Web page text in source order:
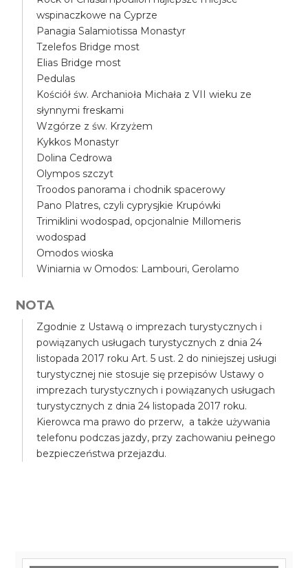
wspinaczkowe na Cyprze
Panagia Salamiotissa Monastyr
Tzelefos Bridge most
Elias Bridge most
Pedulas
Kościół św. Archanioła Michała z VII wieku ze
słynnymi freskami
Wzgórze z św. Krzyżem
Kykkos Monastyr
Dolina Cedrowa
Olympos szczyt
Troodos panorama i chodnik spacerowy
Pano Platres, czyli cyprysjkie Krupówki
Trimiklini wodospad, opcjonalnie Millomeris
wodospad
Omodos wioska
Winiarnia w Omodos: Lambouri, Gerolamo
NOTA
Zgodnie z Ustawą o imprezach turystycznych i
powiązanych usługach turystycznych z dnia 24
listopada 2017 roku Art. 5 ust. 2 do niniejszej usługi
turystycznej nie stosuje się przepisów Ustawy o
imprezach turystycznych i powiązanych usługach
turystycznych z dnia 24 listopada 2017 roku.
Kierowca ma prawo do przerw, a także używania
telefonu podczas jazdy, przy zachowaniu pełnego
bezpieczeństwa przejazdu.